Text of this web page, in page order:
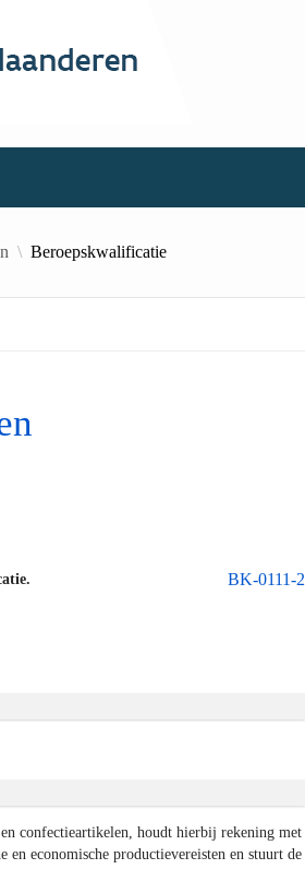
Beroepskwalificatie
BK-0111-2
confectieartikelen, houdt hierbij rekening met
economische productievereisten en stuurt de